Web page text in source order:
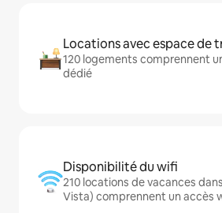
Locations avec espace de
120 logements comprennent
dédié
Disponibilité du wifi
210 locations de vacances
Vista) comprennent un accès